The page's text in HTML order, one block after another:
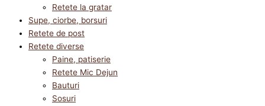
Retete la gratar
Supe, ciorbe, borsuri
Retete de post
Retete diverse
Paine, patiserie
Retete Mic Dejun
Bauturi
Sosuri